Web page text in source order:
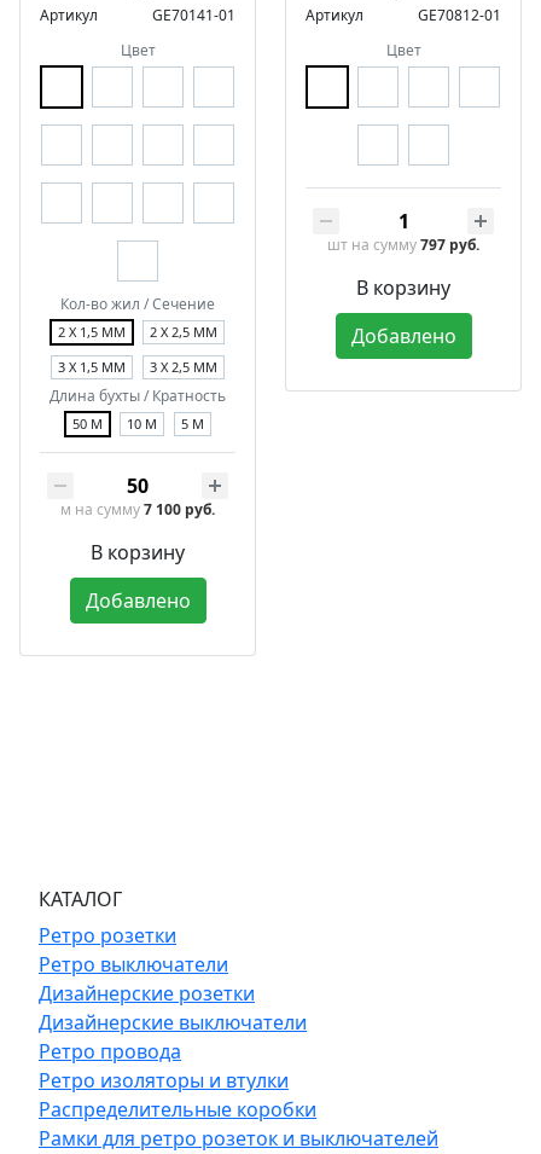
Артикул
GE70141-01
Цвет
Кол-во жил / Сечение
2 Х 1,5 ММ
2 Х 2,5 ММ
3 Х 1,5 ММ
3 Х 2,5 ММ
Длина бухты / Кратность
50 М 10 М 5 М
м на сумму7 100 руб.
В корзину
Добавлено
Артикул
GE70812-01
Цвет
шт на сумму797 руб.
В корзину
Добавлено
КАТАЛОГ
Ретро розетки
Ретро выключатели
Дизайнерские розетки
Дизайнерские выключатели
Ретро провода
Ретро изоляторы и втулки
Распределительные коробки
Рамки для ретро розеток и выключателей